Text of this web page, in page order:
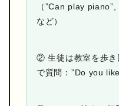
（”Can play
など）
② 生徒は教室を歩き
で質問：”Do you